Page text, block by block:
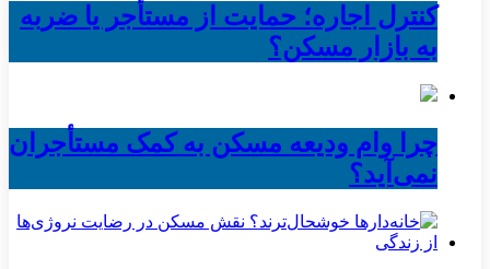
کنترل اجاره؛ حمایت از مستأجر یا ضربه
به بازار مسکن؟
چرا وام ودیعه مسکن به کمک مستأجران
نمی‌آید؟